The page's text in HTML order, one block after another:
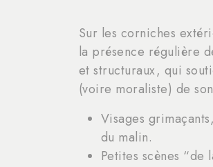
Sur les corniches
la présence régulière
et structuraux, qui
(voire moraliste) de
Visages
du malin.
Petites scènes